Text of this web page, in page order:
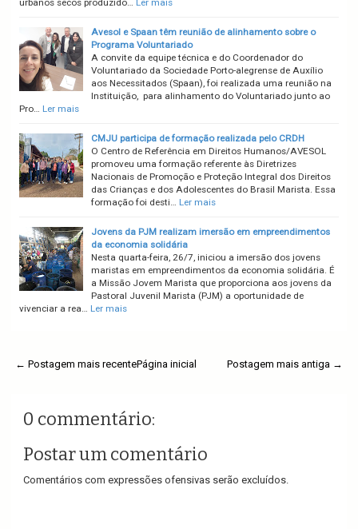
urbanos secos produzido… Ler mais
Avesol e Spaan têm reunião de alinhamento sobre o
Programa Voluntariado
A convite da equipe técnica e do Coordenador do
Voluntariado da Sociedade Porto-alegrense de Auxílio
aos Necessitados (Spaan), foi realizada uma reunião na
Instituição, para alinhamento do Voluntariado junto ao
Pro… Ler mais
CMJU participa de formação realizada pelo CRDH
O Centro de Referência em Direitos Humanos/AVESOL
promoveu uma formação referente às Diretrizes
Nacionais de Promoção e Proteção Integral dos Direitos
das Crianças e dos Adolescentes do Brasil Marista. Essa
formação foi desti… Ler mais
Jovens da PJM realizam imersão em empreendimentos
da economia solidária
Nesta quarta-feira, 26/7, iniciou a imersão dos jovens
maristas em empreendimentos da economia solidária. É
a Missão Jovem Marista que proporciona aos jovens da
Pastoral Juvenil Marista (PJM) a oportunidade de
vivenciar a rea… Ler mais
← Postagem mais recente Postagem mais antiga →
Página inicial
0 commentário:
Postar um comentário
Comentários com expressões ofensivas serão excluídos.